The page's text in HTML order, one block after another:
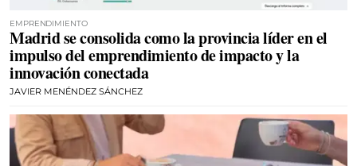
EMPRENDIMIENTO
Madrid se consolida como la provincia líder en el
impulso del emprendimiento de impacto y la
innovación conectada
JAVIER MENÉNDEZ SÁNCHEZ